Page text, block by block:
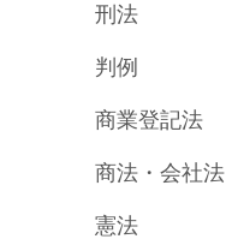
刑法
判例
商業登記法
商法・会社法
憲法